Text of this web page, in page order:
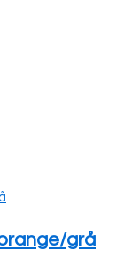
grå